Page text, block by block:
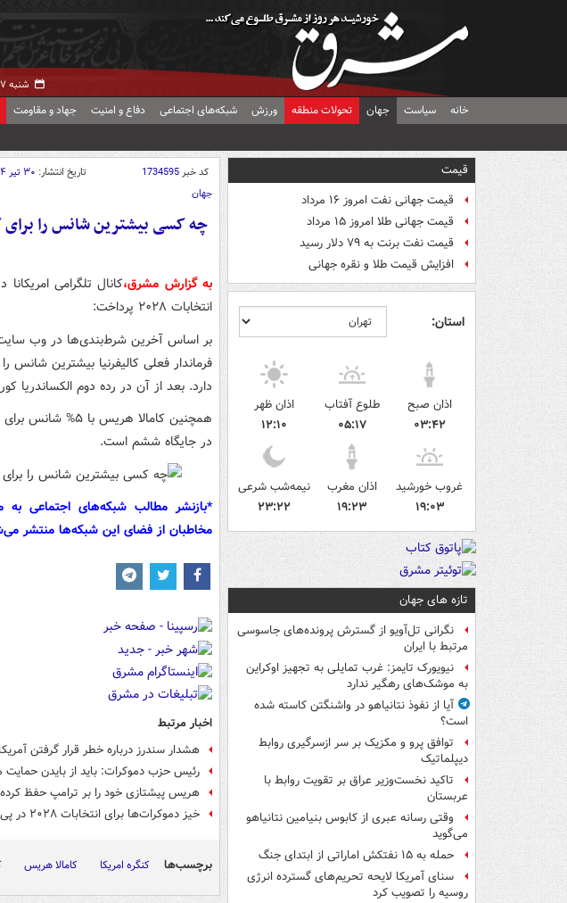
شنبه ۱۷ مرداد ۱۴۰۵ -
خانه سیاست جهان تحولات منطقه ورزش شبکه‌های اجتماعی دفاع و امنیت جهاد و مقاومت
قیمت
قیمت جهانی نفت امروز ۱۶ مرداد
قیمت جهانی طلا امروز ۱۵ مرداد
قیمت نفت برنت به ۷۹ دلار رسید
افزایش قیمت طلا و نقره جهانی
استان:
اذان صبح
۰۳:۴۲
طلوع آفتاب
۰۵:۱۷
اذان ظهر
۱۲:۱۰
غروب خورشید
۱۹:۰۳
اذان مغرب
۱۹:۲۳
نیمه‌شب شرعی
۲۳:۲۲
تازه های جهان
نگرانی تل‌آویو از گسترش پرونده‌های جاسوسی
مرتبط با ایران
نیویورک تایمز: غرب تمایلی به تجهیز اوکراین
به موشک‌های رهگیر ندارد
آیا از نفوذ نتانیاهو در واشنگتن کاسته شده
است؟
توافق پرو و مکزیک بر سر ازسرگیری روابط
دیپلماتیک
تاکید نخست‌وزیر عراق بر تقویت روابط با
عربستان
وقتی رسانه عبری از کابوس بنیامین نتانیاهو
می‌گوید
حمله به ۱۵ نفتکش‌ اماراتی از ابتدای جنگ
سنای آمریکا لایحه تحریم‌های گسترده انرژی
روسیه را تصویب کرد
کد خبر1734595 تاریخ انتشار: ۳۰ تیر ۱۴۰۴ - ۱۷:۲۲
جهان
به گزارش مشرق،کانال تلگرامی
انتخابات ۲۰۲۸ پرداخت:
فرماندار فعلی کالیفرنیا بیشترین شانس
دارد. بعد از آن در رده دوم الکساندریا
همچنین کامالا
در جایگاه ششم است.
*بازنشر مطالب شبکه‌های اجتماعی
مخاطبان از فضای این شبکه‌ها منتشر
اخبار مرتبط
هشدار سندرز درباره خطر قرار گرفتن
رئیس حزب دموکرات: باید از بایدن حمایت
هریس پیشتازی خود را بر ترامپ حفظ
خیز دموکرات‌ها برای انتخابات ۲۰۲۸ در پی افول محبوبیت ترامپ
برچسب‌ها کنگره امریکا کامالا هریس